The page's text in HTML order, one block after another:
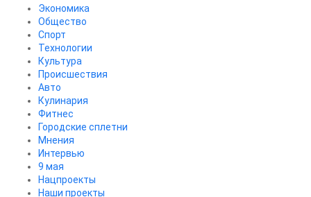
Экономика
Общество
Спорт
Технологии
Культура
Происшествия
Авто
Кулинария
Фитнес
Городские сплетни
Мнения
Интервью
9 мая
Нацпроекты
Наши проекты